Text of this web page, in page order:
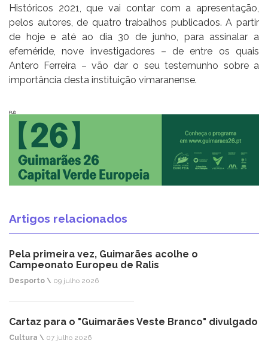
Históricos 2021, que vai contar com a apresentação,
pelos autores, de quatro trabalhos publicados. A partir
de hoje e até ao dia 30 de junho, para assinalar a
efeméride, nove investigadores – de entre os quais
Antero Ferreira – vão dar o seu testemunho sobre a
importância desta instituição vimaranense.
Pub
Artigos relacionados
Pela primeira vez, Guimarães acolhe o
Campeonato Europeu de Ralis
Desporto \ 09 julho 2026
Cartaz para o "Guimarães Veste Branco" divulgado
Cultura \ 07 julho 2026